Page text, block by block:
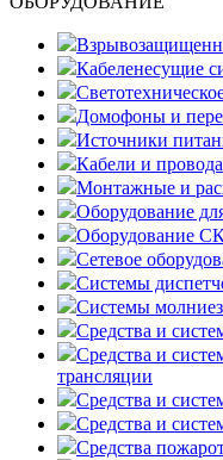
Кабеленесущие
Домофоны и
Источники
Кабели и провода
Монтажные и
Оборудование
Оборудование
Сетевое
Системы
Системы
Средства и
Средства и
трансляции
Средства и
Средства и
Средства